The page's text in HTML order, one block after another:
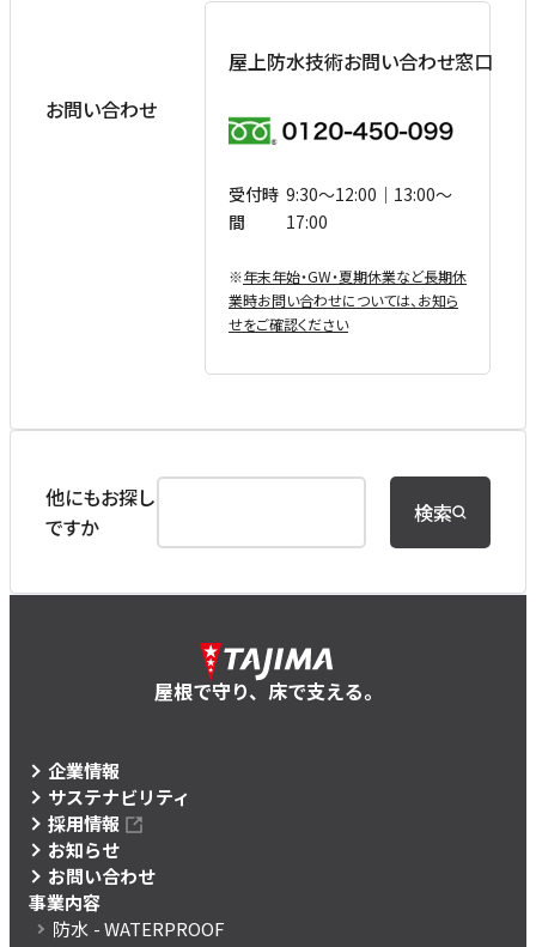
お問い合わせ
屋上防水技術お問い合わせ窓口
受付時
間
9:30〜12:00｜13:00〜
17:00
※年末年始・GW・夏期休業など⻑期休
業時お問い合わせについては、お知ら
せをご確認ください
他にもお探し
ですか
検索
屋根で守り、床で支える。
企業情報
サステナビリティ
採用情報
お知らせ
お問い合わせ
事業内容
防水 - WATERPROOF